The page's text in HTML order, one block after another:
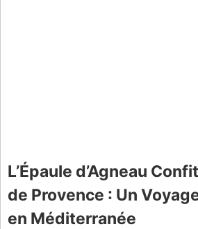
L’Épaule d’Agneau
de Provence : Un
en Méditerranée